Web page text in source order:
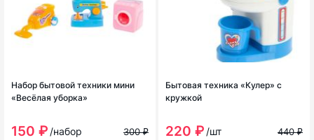
Набор бытовой техники мини
«Весёлая уборка»
150 ₽ /набор 300 ₽
Бытовая техника «Кулер» с
кружкой
220 ₽ /шт 440 ₽